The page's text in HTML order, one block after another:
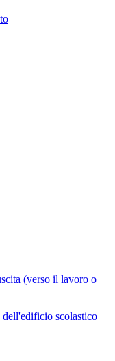
(verso il lavoro o
scolastico